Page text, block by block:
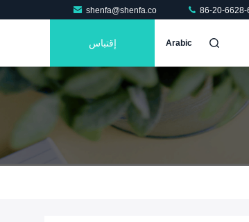
shenfa@shenfa.co 86-20-6628-
Arabic إقتباس